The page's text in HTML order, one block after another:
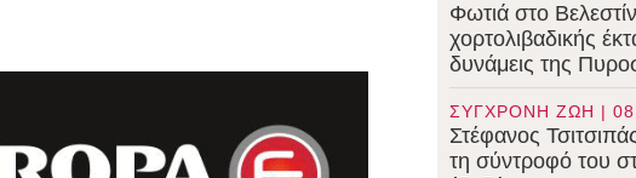
Φωτιά στο
χορτολιβαδικής
δυνάμεις της
ΣΥΓΧΡΟΝΗ ΖΩΗ |
Στέφανος
τη σύντροφό του